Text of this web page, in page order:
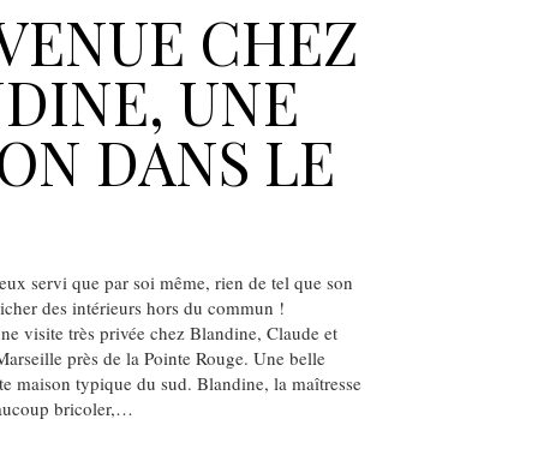
CHEZ
UNE
DANS LE
servi que par soi même, rien de tel que son
des intérieurs hors du commun !
visite très privée chez Blandine, Claude et
près de la Pointe Rouge. Une belle
maison typique du sud. Blandine, la maîtresse
bricoler,…